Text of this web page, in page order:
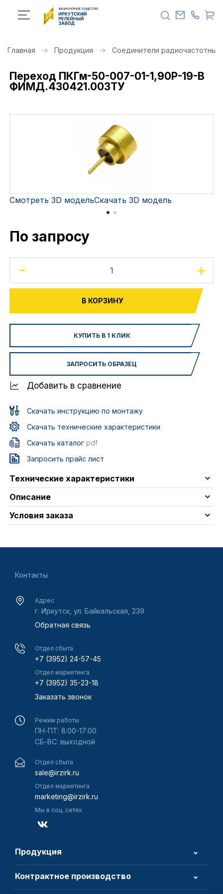
Главная Продукция Соединители радиочастотные
Переход ПКГм-50-007-01-1,90Р-19-В
ФИМД.430421.003ТУ
Смотреть 3D модельСкачать 3D модель
По запросу
- +
В КОРЗИНУ
КУПИТЬ В 1 КЛИК
ЗАПРОСИТЬ ОБРАЗЕЦ
Добавить в сравнение
Скачать инструкцию по монтажу
Скачать технические характеристики
Скачать каталогpdf
Запросить прайс лист
Технические характеристики
Описание
Условия заказа
Контакты
Адрес
г. Иркутск, ул. Байкальская, 239
Обратная связь
Отдел сбыта
+7 (3952) 24-57-45
Отдел маркетинга
+7 (3952) 35-23-18
Заказать звонок
Режим работы
ПН-ПТ: 8:00-17:00
СБ-ВС: выходной
Отдел сбыта
sale@irzirk.ru
Отдел маркетинга
marketing@irzirk.ru
Мы в соц. сетях
Продукция
Контрактное производство